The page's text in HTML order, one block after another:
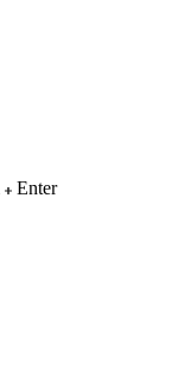
Enter